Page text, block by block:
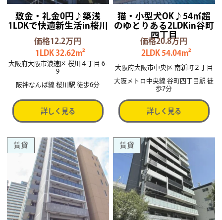
敷金・礼金0円♪築浅
1LDKで快適新生活in桜川
価格12.2万円
1LDK 32.62m²
大阪府大阪市浪速区 桜川４丁目 6-
9
阪神なんば線 桜川駅 徒歩6分
詳しく見る
猫・小型犬OK♪54㎡超
のゆとりある2LDKin谷町
四丁目
価格20.8万円
2LDK 54.04m²
大阪府大阪市中央区 南新町２丁目
大阪メトロ中央線 谷町四丁目駅 徒
歩7分
詳しく見る
賃貸 賃貸